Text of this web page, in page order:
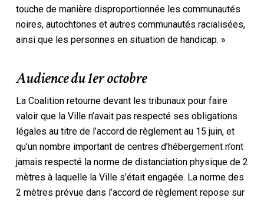
touche de manière disproportionnée les communautés
noires, autochtones et autres communautés racialisées,
ainsi que les personnes en situation de handicap. »
Audience du 1er octobre
La Coalition retourne devant les tribunaux pour faire
valoir que la Ville n’avait pas respecté ses obligations
légales au titre de l’accord de règlement au 15 juin, et
qu’un nombre important de centres d’hébergement n’ont
jamais respecté la norme de distanciation physique de 2
mètres à laquelle la Ville s’était engagée. La norme des
2 mètres prévue dans l’accord de règlement repose sur